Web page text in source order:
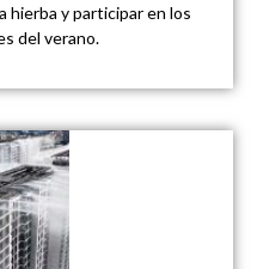
hierba y participar en los
del verano.